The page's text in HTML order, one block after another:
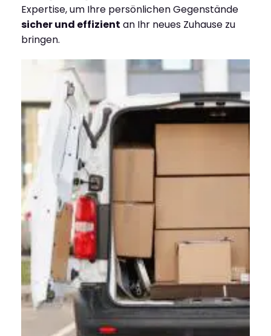
Expertise, um Ihre persönlichen Gegenstände
sicher und effizient an Ihr neues Zuhause zu
bringen.